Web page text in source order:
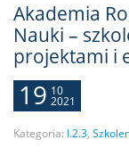
Akademia
Nauki –
projektami i
19 10
2021
Kategoria: I.2.3,